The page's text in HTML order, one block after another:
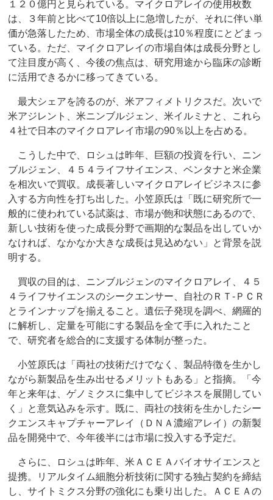
１２０億円と見られている。マイクロアレイの使用枚数
は、３年前と比べて10倍以上に急増したが、それに伴い単
価が急落したため、市場全体の成長は10％程度にとどまっ
ている。ただ、マイクロアレイの市場自体は成長分野とし
て注目度が高く、今後の焦点は、研究用途から臨床の診断
に活用できるかに移ってきている。
最大シェアを誇るのが、米アフィメトリクスだ。次いで
米アジレント、米ニンブルジェン、米イルミナと、これら
４社で日本のマイクロアレイ市場の90％以上を占める。
こうした中で、ロシュは昨年、巨額の投資を行い、ニン
ブルジェン、４５４ライフサイエンス、ベンタナと米企業
を相次いで買収。成長著しいマイクロアレイビジネスに参
入する方向性を打ち出した。小笠原氏は「既に研究所で一
般的に使われている試薬は、市場が飽和状態にあるので、
新しい技術を使った成長分野で画期的な製品を出していか
なければ、なかなか大きな成長は見込めない」と背景を説
明する。
買収の目的は、ニンブルジェンのマイクロアレイ、４５
４ライフサイエンスのシークエンサー、自社のＲＴ‐ＰＣＲ
とラインナップを揃えること。遺伝子発現を調べ、網羅的
に解析し、定量を可能にする製品を全て手に入れたこと
で、研究者を総合的に支援する体制が整った。
小笠原氏は「両社の技術だけでなく、製品特徴を生かし
ながら新製品を生み出せるメリットもある」と指摘。「今
年と来年は、ゲノミクスに集中してビジネスを展開してい
く」と意気込みを示す。既に、両社の技術を生かしたシー
クエンスキャプチャーアレイ（ＤＮＡ濃縮アレイ）の新製
品を開発中で、今年後半には市場に投入する予定だ。
さらに、ロシュは昨年、米ＡＣＥＡバイオサイエンスと
提携。リアルタイム細胞分析技術に関する独占契約を締結
し、サイトミクス分野の強化にも乗り出した。ＡＣＥＡの